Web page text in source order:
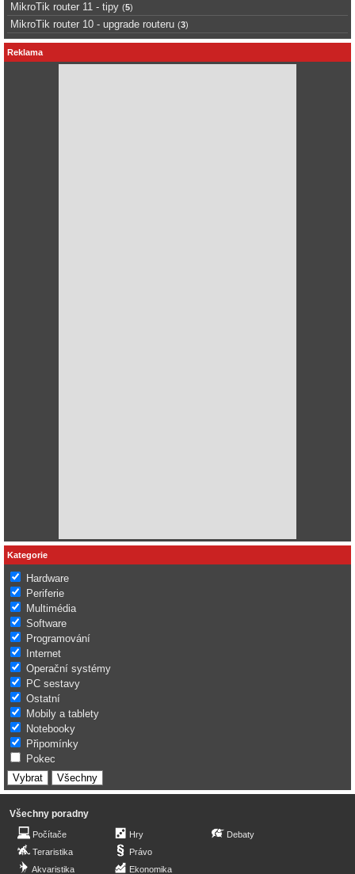
MikroTik router 11 - tipy (5)
MikroTik router 10 - upgrade routeru (3)
Reklama
Kategorie
Hardware
Periferie
Multimédia
Software
Programování
Internet
Operační systémy
PC sestavy
Ostatní
Mobily a tablety
Notebooky
Připomínky
Pokec
Všechny poradny
Počítače
Teraristika
Akvaristika
Hry
Právo
Ekonomika
Debaty